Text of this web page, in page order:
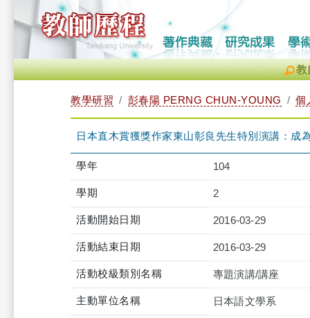
教
教學研習 彭春陽 PERNG CHUN-YOUNG 個
日本直木賞獲獎作家東山彰良先生特別演講：成
學年 104
學期 2
活動開始日期 2016-03-29
活動結束日期 2016-03-29
活動校級類別名稱 專題演講/講座
主動單位名稱 日本語文學系